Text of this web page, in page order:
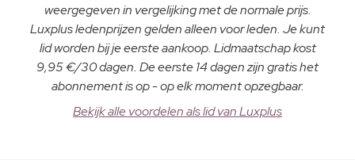
weergegeven in vergelijking met de normale prijs.
Luxplus ledenprijzen gelden alleen voor leden. Je kunt
lid worden bij je eerste aankoop. Lidmaatschap kost
9,95 €/30 dagen. De eerste 14 dagen zijn gratis het
abonnement is op - op elk moment opzegbaar.
Bekijk alle voordelen als lid van Luxplus